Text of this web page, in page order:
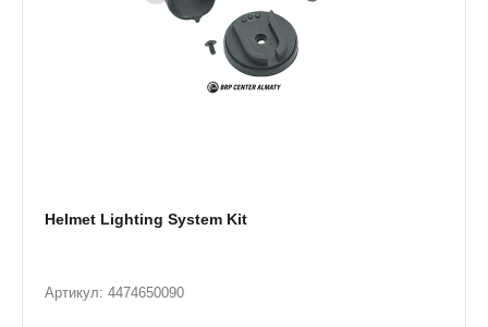
Helmet Lighting System Kit
Артикул: 4474650090